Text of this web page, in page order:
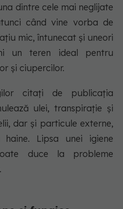
dintre cele mai neglijate
când vine vorba de
mic, întunecat și uneori
un teren ideal pentru
și ciupercilor.
citați de publicația
ulei, transpirație și
dar și particule externe,
Lipsa unei igiene
duce la probleme